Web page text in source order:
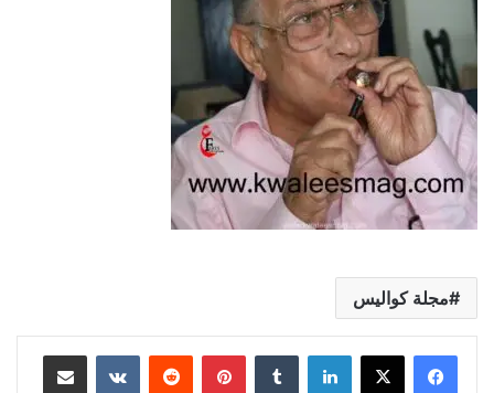
مجلة كواليس
لينكدإن بينتيريست مشاركة عبر البريد